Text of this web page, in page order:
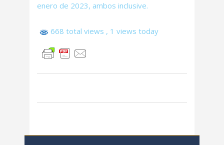
enero de 2023, ambos inclusive.
668 total views , 1 views today